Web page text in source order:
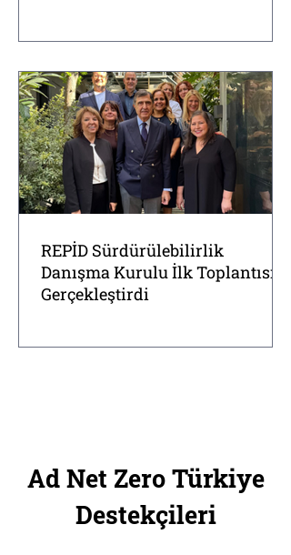
REPİD Sürdürülebilirlik
Danışma Kurulu İlk Toplantısını
Gerçekleştirdi
Ad Net Zero Türkiye
Destekçileri